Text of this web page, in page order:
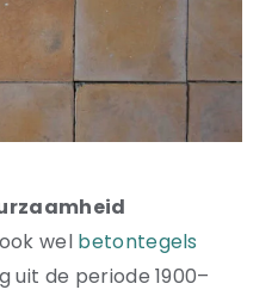
wel betontegels
uit de periode 1900–